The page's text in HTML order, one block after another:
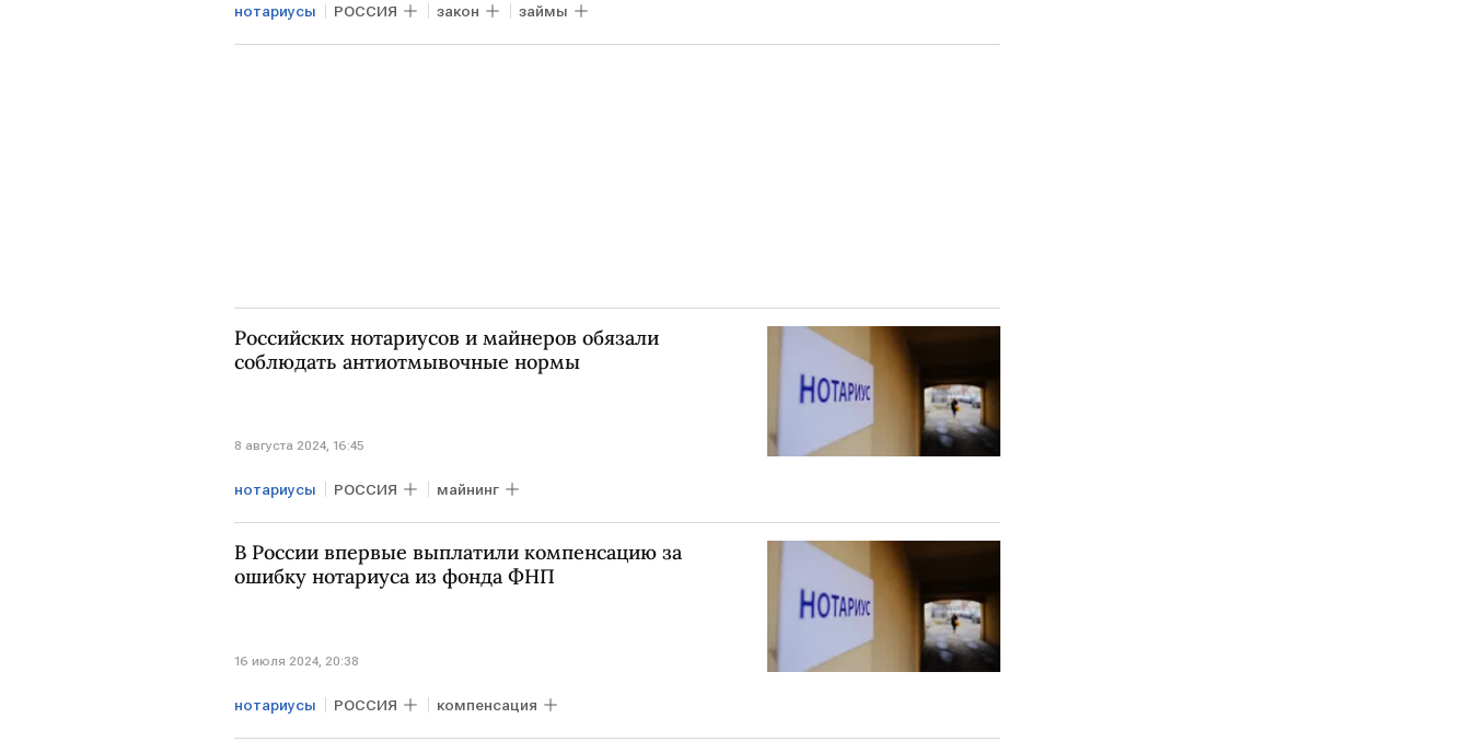
нотариусы РОССИЯ закон займы
Российских нотариусов и майнеров обязали
соблюдать антиотмывочные нормы
8 августа 2024, 16:45
нотариусы РОССИЯ майнинг
В России впервые выплатили компенсацию за
ошибку нотариуса из фонда ФНП
16 июля 2024, 20:38
нотариусы РОССИЯ компенсация